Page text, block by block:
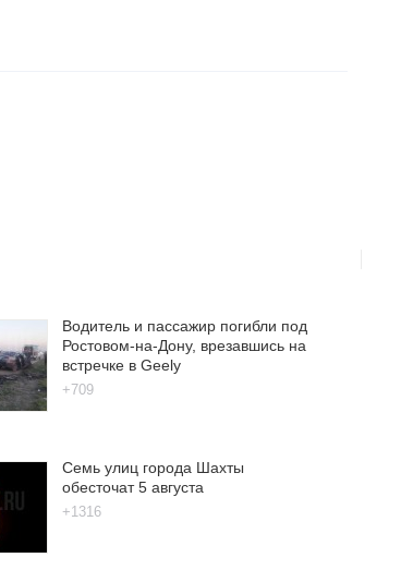
Водитель и пассажир погибли под
Ростовом-на-Дону, врезавшись на
встречке в Geely
+709
Семь улиц города Шахты
обесточат 5 августа
+1316